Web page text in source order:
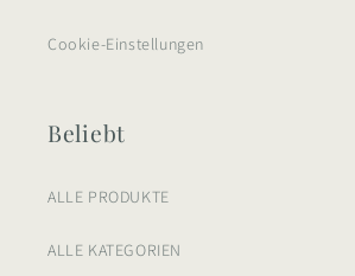
Cookie-Einstellungen
Beliebt
ALLE PRODUKTE
ALLE KATEGORIEN